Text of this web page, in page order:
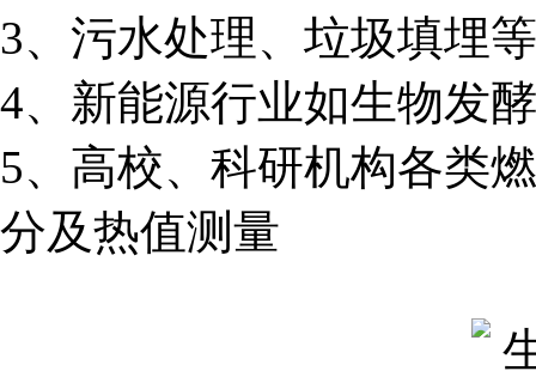
3、污水处理、垃圾填埋
4、新能源行业如生物发
5、高校、科研机构各类
分及热值测量